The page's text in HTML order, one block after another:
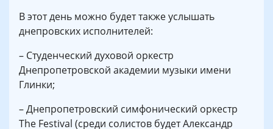
В этот день можно будет также услышать
днепровских исполнителей:
– Студенческий духовой оркестр
Днепропетровской академии музыки имени
Глинки;
– Днепропетровский симфонический оркестр
The Festival (среди солистов будет Александр